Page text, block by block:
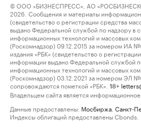
© ООО «БИЗНЕСПРЕСС», АО
2026. Сообщения и материалы
(свидетельство о регистрации средства
выдано Федеральной службой по надзору в
информационных технологий и массовых
(Роскомнадзор) 09.12.2015 за номером ИА
издания «РБК» (свидетельство о
информации выдано Федеральной службой
информационных технологий и массовых
(Роскомнадзор) 03.12.2021 за номером ЭЛ
сопровождаются пометкой «РБК».
18+
Владельцем сайта является информационное
Данные предоставлены: Мосбиржа Санкт-
Индексы облигаций предоставлены Cbonds.